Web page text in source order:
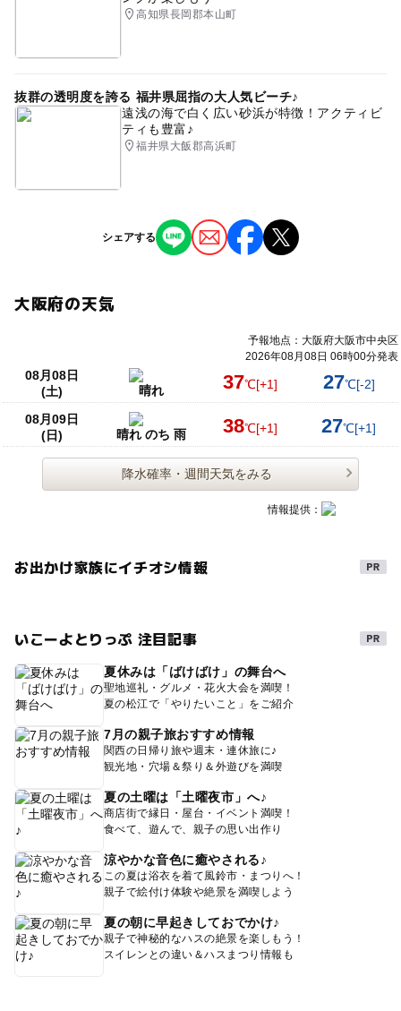
高知県長岡郡本山町
抜群の透明度を誇る 福井県屈指の大人気ビーチ♪
遠浅の海で白く広い砂浜が特徴！アクティビ
ティも豊富♪
福井県大飯郡高浜町
シェアする
大阪府の天気
予報地点：大阪府大阪市中央区
2026年08月08日 06時00分発表
08月08日
(土)
晴れ 37℃[+1] 27℃[-2]
08月09日
(日)
晴れ のち 雨 38℃[+1] 27℃[+1]
降水確率・週間天気をみる
情報提供：
お出かけ家族にイチオシ情報
いこーよとりっぷ 注目記事
夏休みは「ばけばけ」の舞台へ
聖地巡礼・グルメ・花火大会を満喫！
夏の松江で「やりたいこと」をご紹介
7月の親子旅おすすめ情報
関西の日帰り旅や週末・連休旅に♪
観光地・穴場＆祭り＆外遊びを満喫
夏の土曜は「土曜夜市」へ♪
商店街で縁日・屋台・イベント満喫！
食べて、遊んで、親子の思い出作り
涼やかな音色に癒やされる♪
この夏は浴衣を着て風鈴市・まつりへ！
親子で絵付け体験や絶景を満喫しよう
夏の朝に早起きしておでかけ♪
親子で神秘的なハスの絶景を楽しもう！
スイレンとの違い＆ハスまつり情報も